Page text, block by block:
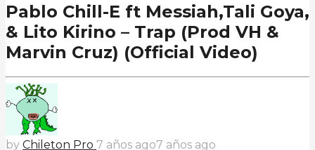
Pablo Chill-E ft Messiah,Tali Goya,
& Lito Kirino – Trap (Prod VH &
Marvin Cruz) (Official Video)
by Chileton Pro 7 años ago7 años ago